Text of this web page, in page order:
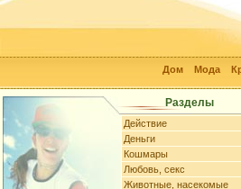
Дом Мода
Разделы
Действие
Деньги
Кошмары
Любовь, секс
Животные, насекомые